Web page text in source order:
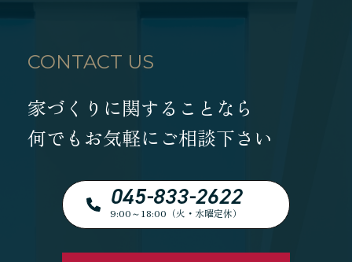
CONTACT US
家づくりに関することなら
何でもお気軽にご相談下さい
045-833-2622
9:00～18:00（火・水曜定休）